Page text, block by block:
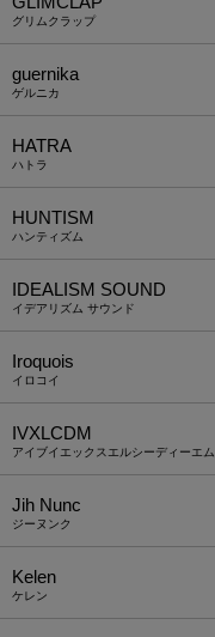
グリムクラップ
guernika
ゲルニカ
HATRA
ハトラ
HUNTISM
ハンティズム
IDEALISM SOUND
イデアリズム サウンド
Iroquois
イロコイ
IVXLCDM
アイブイエックスエルシーディーエム
Jih Nunc
ジーヌンク
Kelen
ケレン